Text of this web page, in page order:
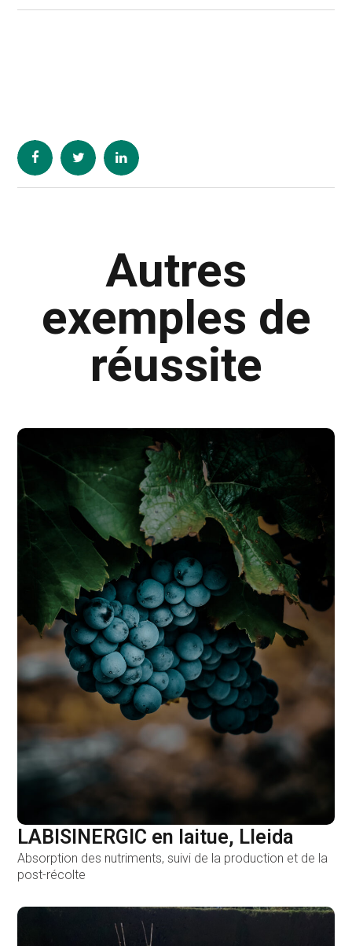
Autres
exemples de
réussite
LABISINERGIC en laitue, Lleida
Absorption des nutriments, suivi de la production et de la
post-récolte